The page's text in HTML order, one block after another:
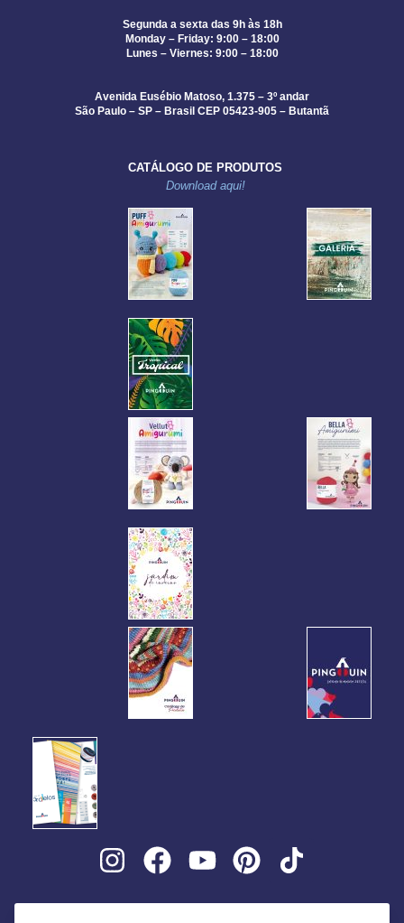
Segunda a sexta das 9h às 18h
Monday – Friday: 9:00 – 18:00
Lunes – Viernes: 9:00 – 18:00
Avenida Eusébio Matoso, 1.375 – 3º andar
São Paulo – SP – Brasil CEP 05423-905 – Butantã
CATÁLOGO DE PRODUTOS
Download aqui!